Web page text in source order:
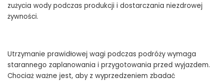
zużycia wody podczas produkcji i dostarczania niezdrowej
żywności.
Utrzymanie prawidłowej wagi podczas podróży wymaga
starannego zaplanowania i przygotowania przed wyjazdem.
Chociaż ważne jest, aby z wyprzedzeniem zbadać